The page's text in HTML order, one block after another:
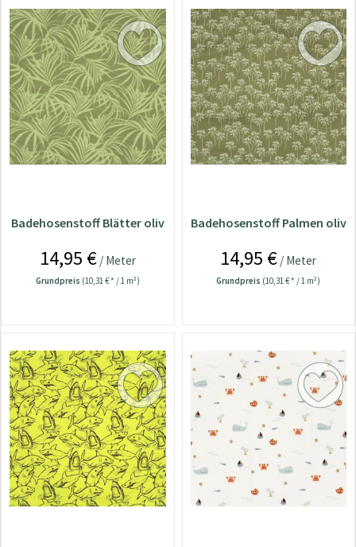
Badehosenstoff Blätter oliv
14,95 €/ Meter
Grundpreis (10,31 € * / 1 m²)
Badehosenstoff Palmen oliv
14,95 € / Meter
Grundpreis (10,31 € * / 1 m²)